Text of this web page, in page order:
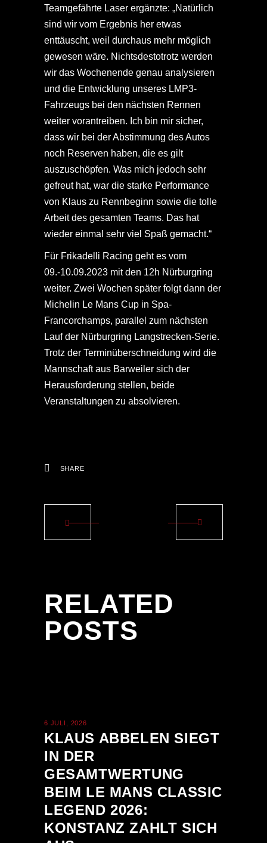
Teamgefährte Laser ergänzte: „Natürlich
sind wir vom Ergebnis her etwas
enttäuscht, weil durchaus mehr möglich
gewesen wäre. Nichtsdestotrotz werden
wir das Wochenende genau analysieren
und die Entwicklung unseres LMP3-
Fahrzeugs bei den nächsten Rennen
weiter vorantreiben. Ich bin mir sicher,
dass wir bei der Abstimmung des Autos
noch Reserven haben, die es gilt
auszuschöpfen. Was mich jedoch sehr
gefreut hat, war die starke Performance
von Klaus zu Rennbeginn sowie die tolle
Arbeit des gesamten Teams. Das hat
wieder einmal sehr viel Spaß gemacht.“
Für Frikadelli Racing geht es vom
09.-10.09.2023 mit den 12h Nürburgring
weiter. Zwei Wochen später folgt dann der
Michelin Le Mans Cup in Spa-
Francorchamps, parallel zum nächsten
Lauf der Nürburgring Langstrecken-Serie.
Trotz der Terminüberschneidung wird die
Mannschaft aus Barweiler sich der
Herausforderung stellen, beide
Veranstaltungen zu absolvieren.
SHARE
RELATED
POSTS
6 JULI, 2026
KLAUS ABBELEN SIEGT
IN DER
GESAMTWERTUNG
BEIM LE MANS CLASSIC
LEGEND 2026:
KONSTANZ ZAHLT SICH